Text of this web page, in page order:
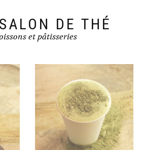
DE THÉ
et pâtisseries